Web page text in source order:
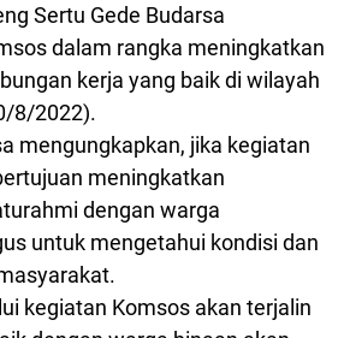
Sertu Gede Budarsa
dalam rangka meningkatkan
kerja yang baik di wilayah
8/2022).
mengungkapkan, jika kegiatan
meningkatkan
dengan warga
untuk mengetahui kondisi dan
kegiatan Komsos akan terjalin